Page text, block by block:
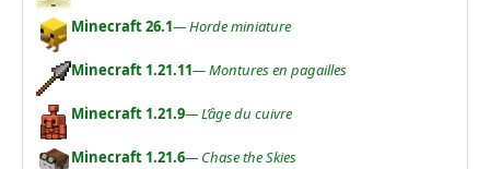
Minecraft 26.1— Horde miniature
Minecraft 1.21.11— Montures en pagailles
Minecraft 1.21.9— L’âge du cuivre
Minecraft 1.21.6— Chase the Skies